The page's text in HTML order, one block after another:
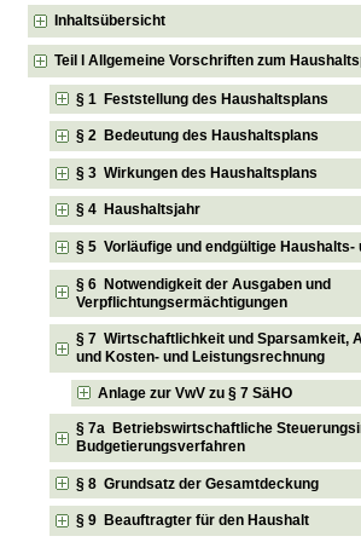
Inhaltsübersicht
Teil l Allgemeine Vorschriften zum
§ 1 Feststellung des Haushaltsplans
§ 2 Bedeutung des Haushaltsplans
§ 3 Wirkungen des Haushaltsplans
§ 4 Haushaltsjahr
§ 5 Vorläufige und endgültige
§ 6 Notwendigkeit der Ausgaben und
Verpflichtungsermächtigungen
§ 7 Wirtschaftlichkeit und Sparsamkeit,
und Kosten- und Leistungsrechnung
Anlage zur VwV zu § 7 SäHO
§ 7a Betriebswirtschaftliche
Budgetierungsverfahren
§ 8 Grundsatz der Gesamtdeckung
§ 9 Beauftragter für den Haushalt